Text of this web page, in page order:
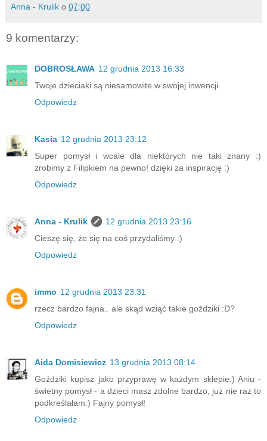
Anna - Krulik o 07:00
9 komentarzy:
DOBROSŁAWA 12 grudnia 2013 16:33
Twoje dzieciaki są niesamowite w swojej inwencji.
Odpowiedz
Kasia 12 grudnia 2013 23:12
Super pomysł i wcale dla niektórych nie taki znany :)
zrobimy z Filipkiem na pewno! dzięki za inspirację :)
Odpowiedz
Anna - Krulik
12 grudnia 2013 23:16
Cieszę się, że się na coś przydaliśmy :)
Odpowiedz
immo 12 grudnia 2013 23:31
rzecz bardzo fajna.. ale skąd wziąć takie goździki :D?
Odpowiedz
Aida Domisiewicz 13 grudnia 2013 08:14
Goździki kupisz jako przyprawę w każdym sklepie:) Aniu -
świetny pomysł - a dzieci masz zdolne bardzo, już nie raz to
podkreślałam:) Fajny pomysł!
Odpowiedz